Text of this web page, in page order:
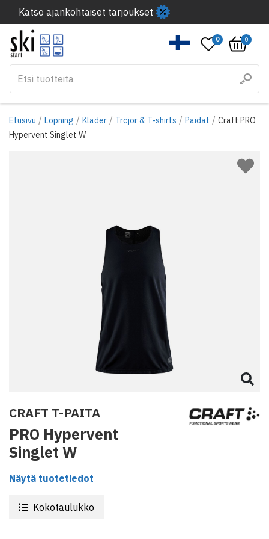
Katso ajankohtaiset tarjoukset
0 0
Etusivu / Löpning / Kläder / Tröjor & T-shirts / Paidat / Craft PRO
Hypervent Singlet W
CRAFT T-PAITA
PRO Hypervent
Singlet W
Näytä tuotetiedot
Kokotaulukko